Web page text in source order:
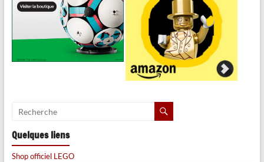
Quelques liens
Shop officiel LEGO